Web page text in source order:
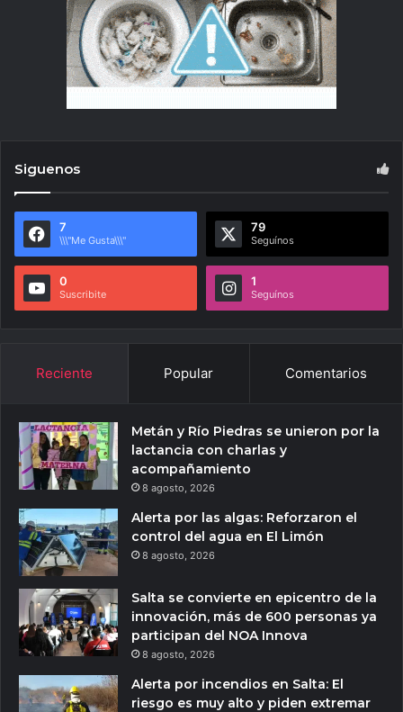
Siguenos
7
\\\"Me Gusta\\\"
79
Seguínos
0
Suscribite
1
Seguínos
Reciente Popular Comentarios
Metán y Río Piedras se unieron por la
lactancia con charlas y
acompañamiento
8 agosto, 2026
Alerta por las algas: Reforzaron el
control del agua en El Limón
8 agosto, 2026
Salta se convierte en epicentro de la
innovación, más de 600 personas ya
participan del NOA Innova
8 agosto, 2026
Alerta por incendios en Salta: El
riesgo es muy alto y piden extremar